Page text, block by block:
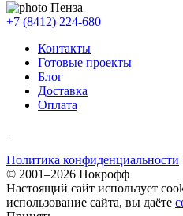
Пенза
+7 (8412) 224-680
Контакты
Готовые проекты
Блог
Доставка
Оплата
Политика конфиденциальности
© 2001–2026 Покрофф
Настоящий сайт использует
использование сайта, вы даёте